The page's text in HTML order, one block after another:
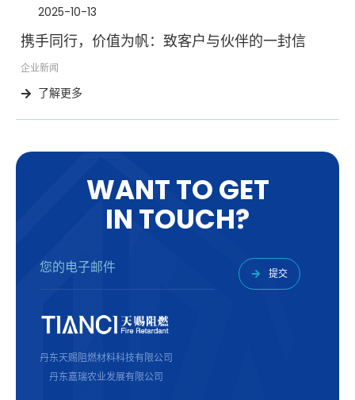
2025-10-13
携手同行，价值为帆：致客户与伙伴的一封信
企业新闻
了解更多
WANTTOGET
IN TOUCH?
提交
丹东天赐阻燃材料科技有限公司
丹东嘉瑞农业发展有限公司